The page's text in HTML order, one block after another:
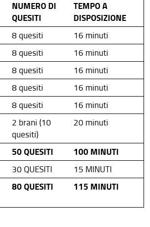
NUMERO DI
QUESITI
TEMPO A
DISPOSIZIONE
8 quesiti
16 minuti
8 quesiti
16 minuti
8 quesiti
16 minuti
8 quesiti
16 minuti
8 quesiti
16 minuti
2 brani (10
quesiti)
20 minuti
50 QUESITI 100 MINUTI
30 QUESITI 15 MINUTI
80 QUESITI 115 MINUTI